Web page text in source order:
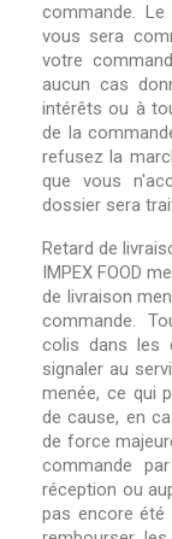
commande.
vous sera
votre
aucun cas
intérêts ou à
de la
refusez la
que vous
dossier sera
Retard de
IMPEX FOOD
de livraison
commande.
colis dans les
signaler au
menée, ce qui
de cause, en
de force
commande
réception ou
pas encore été